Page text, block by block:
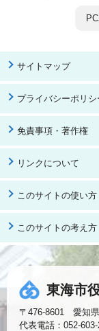
サイトマップ
プライバシーポリシ
免責事項・著作権
リンクについて
このサイトの使い方
このサイトの考え方
東海市
〒476-8601 愛知
代表電話：052-